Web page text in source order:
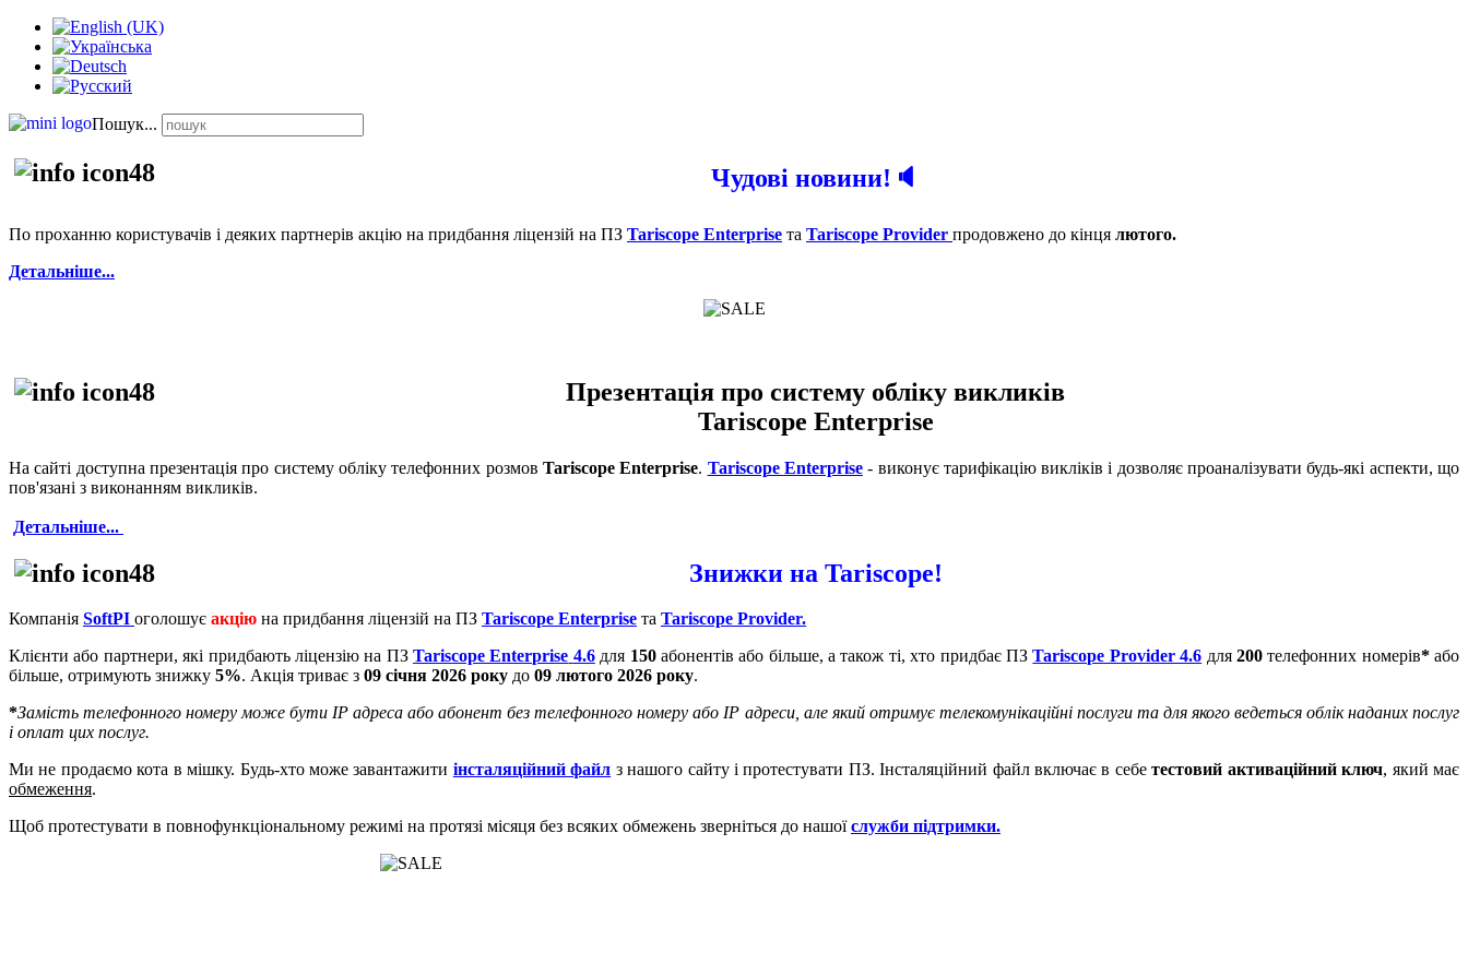
Пошук...
Чудові новини!🔈
По проханню користувачів і деяких партнерів акцію на придбання ліцензій на ПЗ Tariscope Enterprise та Tariscope Provider продовжено до кінця лютого.
Детальніше...
Презентація про систему обліку викликів
Tariscope Enterprise
На сайті доступна презентація про систему обліку телефонних розмов Tariscope Enterprise. Tariscope Enterprise - виконує тарифікацію викліків і дозволяє проаналізувати будь-які аспекти, що
пов'язані з виконанням викликів.
Детальніше...
Знижки на Tariscope!
Компанія SoftPI оголошує акцію на придбання ліцензій на ПЗ Tariscope Enterprise та Tariscope Provider.
Клієнти або партнери, які придбають ліцензію на ПЗTariscope Enterprise 4.6для 150абонентів або більше, а також ті, хто придбає ПЗTariscope Provider 4.6 для 200телефонних номерів*або
більше, отримують знижку 5%. Акція триває з 09 січня 2026 року до 09 лютого 2026 року.
*Замість телефонного номеру може бути IP адреса або абонент без телефонного номеру або IP адреси, але який отримує телекомунікаційні послуги та для якого ведеться облік наданих послуг
і оплат цих послуг.
Ми не продаємо кота в мішку. Будь-хто може завантажити інсталяційний файл з нашого сайту і протестувати ПЗ. Інсталяційний файл включає в себетестовий активаційний ключ, який має
обмеження.
Щоб протестувати в повнофункціональному режимі на протязі місяця без всяких обмежень зверніться до нашоїслужби підтримки.